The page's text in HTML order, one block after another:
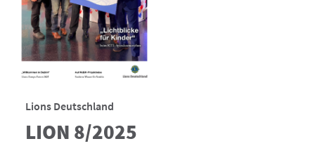
Lions Deutschland
LION 8/2025